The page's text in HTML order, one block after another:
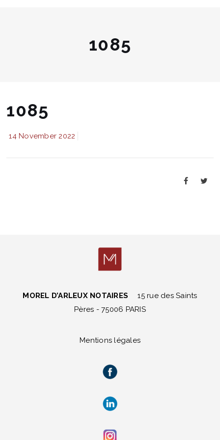
1085
1085
14 November 2022
MOREL D’ARLEUX NOTAIRES
15 rue des Saints
Pères - 75006 PARIS
Mentions légales